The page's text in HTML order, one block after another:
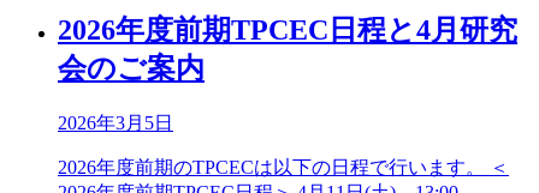
2026年度前期TPCEC日程と4月研究
会のご案内
2026年3月5日
2026年度前期のTPCECは以下の日程で行います。 ＜